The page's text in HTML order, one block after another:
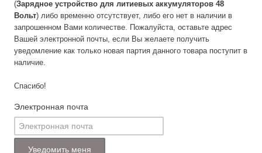
(Зарядное устройство для литиевых аккумуляторов 48
Вольт) либо временно отсутствует, либо его нет в наличии в
запрошенном Вами количестве. Пожалуйста, оставьте адрес
Вашей электронной почты, если Вы желаете получить
уведомление как только новая партия данного товара поступит в
наличие.
Спасибо!
Электронная почта